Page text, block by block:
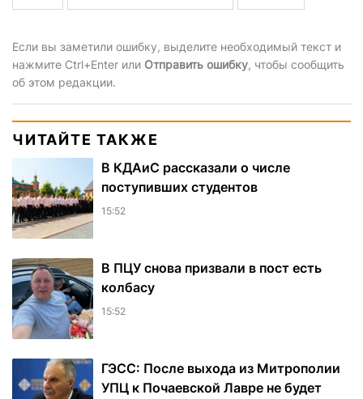
Если вы заметили ошибку, выделите необходимый текст и
нажмите Ctrl+Enter или Отправить ошибку, чтобы сообщить
об этом редакции.
ЧИТАЙТЕ ТАКЖЕ
В КДАиС рассказали о числе
поступивших студентов
15:52
В ПЦУ снова призвали в пост есть
колбасу
15:52
ГЭСС: После выхода из Митрополии
УПЦ к Почаевской Лавре не будет